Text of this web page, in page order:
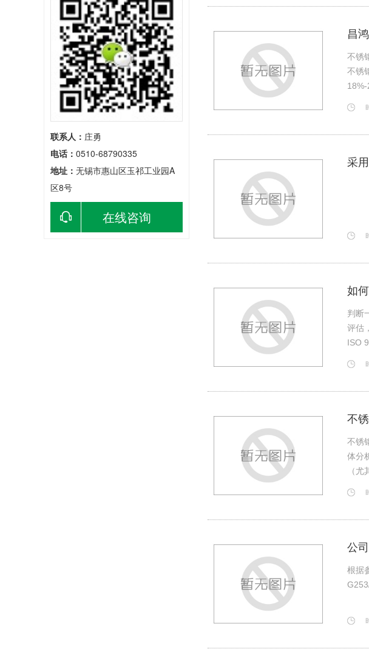
联系人： 庄勇
电话： 0510-68790335
地址： 无锡市惠山区玉祁工业园A
区8号
在线咨询
昌
不锈
不锈
采
如
判断
评估
‌ISO
不
不锈
体分
（
公
根据